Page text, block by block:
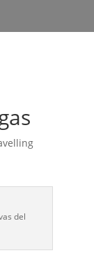
del